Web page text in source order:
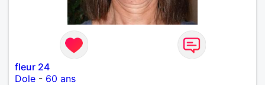
fleur 24
Dole - 60 ans